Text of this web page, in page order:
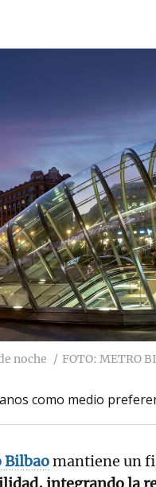
noche FOTO: METRO
como medio
Bilbaomantiene un
integrando la